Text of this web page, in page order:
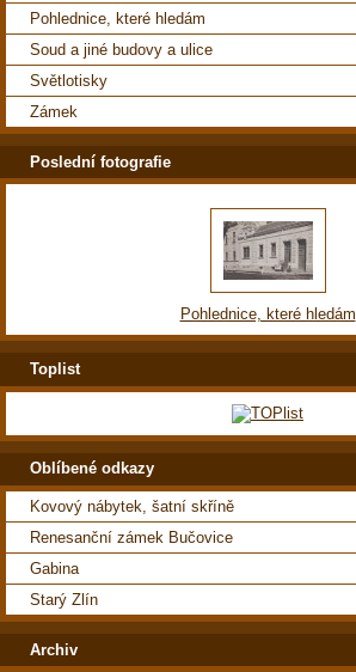
Pohlednice, které hledám
Soud a jiné budovy a ulice
Světlotisky
Zámek
Poslední fotografie
Pohlednice, které hledám
Toplist
Oblíbené odkazy
Kovový nábytek, šatní skříně
Renesanční zámek Bučovice
Gabina
Starý Zlín
Archiv